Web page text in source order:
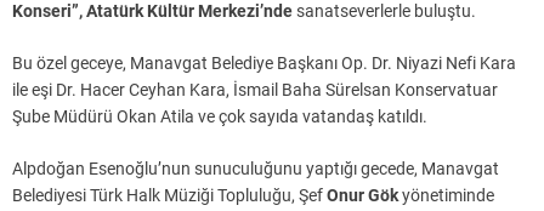
Konseri”, Atatürk Kültür Merkezi’ndesanatseverlerle buluştu.
Bu özel geceye, Manavgat Belediye Başkanı Op. Dr. Niyazi Nefi Kara
ile eşi Dr. Hacer Ceyhan Kara, İsmail Baha Sürelsan Konservatuar
Şube Müdürü Okan Atila ve çok sayıda vatandaş katıldı.
Alpdoğan Esenoğlu’nun sunuculuğunu yaptığı gecede, Manavgat
Belediyesi Türk Halk Müziği Topluluğu, ŞefOnur Gökyönetiminde